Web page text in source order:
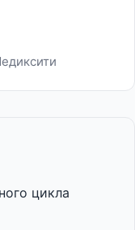
цикла